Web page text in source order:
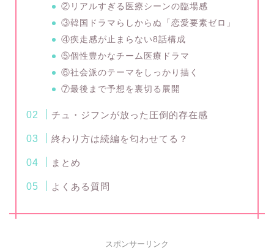
②リアルすぎる医療シーンの臨場感
③韓国ドラマらしからぬ「恋愛要素ゼロ」
④疾走感が止まらない8話構成
⑤個性豊かなチーム医療ドラマ
⑥社会派のテーマをしっかり描く
⑦最後まで予想を裏切る展開
チュ・ジフンが放った圧倒的存在感
終わり方は続編を匂わせてる？
まとめ
よくある質問
スポンサーリンク